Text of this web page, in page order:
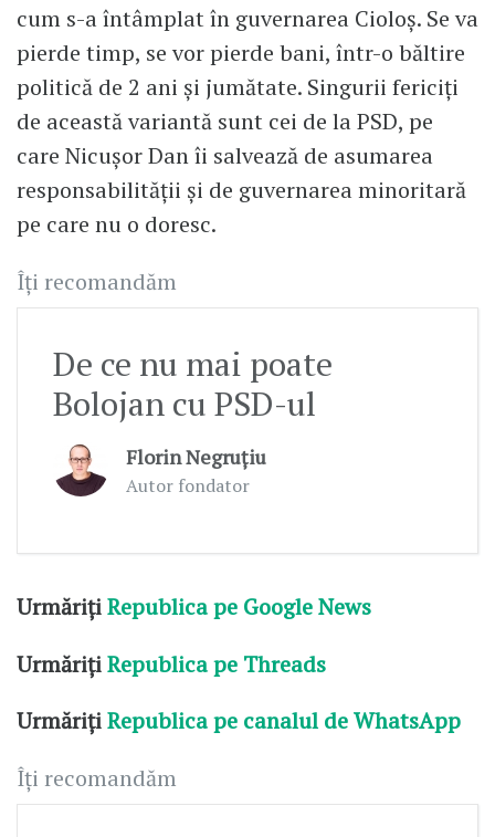
cum s-a întâmplat în guvernarea Cioloș. Se va
pierde timp, se vor pierde bani, într-o băltire
politică de 2 ani și jumătate. Singurii fericiți
de această variantă sunt cei de la PSD, pe
care Nicușor Dan îi salvează de asumarea
responsabilității și de guvernarea minoritară
pe care nu o doresc.
Îți recomandăm
De ce nu mai poate
Bolojan cu PSD-ul
Florin Negruțiu
Autor fondator
UrmărițiRepublica pe Google News
UrmărițiRepublica pe Threads
UrmărițiRepublica pe canalul de WhatsApp
Îți recomandăm